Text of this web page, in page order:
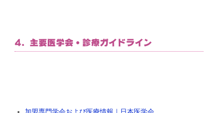
4. 主要医学会・診療ガイドライン